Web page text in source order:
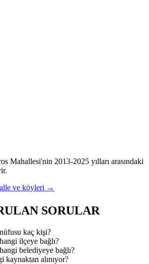
Mahallesi'nin 2013-2025 yılları arasındaki
ve köyleri →
SORULAR
kaç kişi?
ilçeye bağlı?
belediyeye bağlı?
kaynaktan alınıyor?